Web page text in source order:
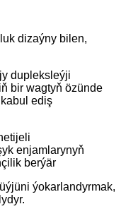
dizaýny bilen,
dupleksleýji
bir wagtyň özünde
ediş
enjamlarynyň
berýär
ýokarlandyrmak,